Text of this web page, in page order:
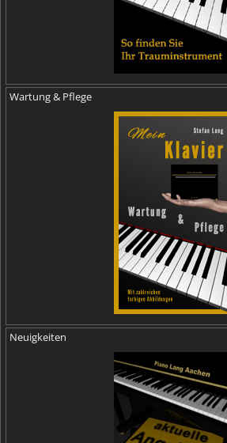
Wartung & Pflege
Neuigkeiten